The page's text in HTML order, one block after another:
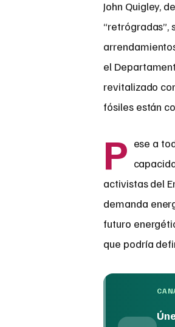
John Quigley,
“retrógradas”,
el
revitalizado
fósiles están
P ese a
activistas del
demanda
futuro
que podría